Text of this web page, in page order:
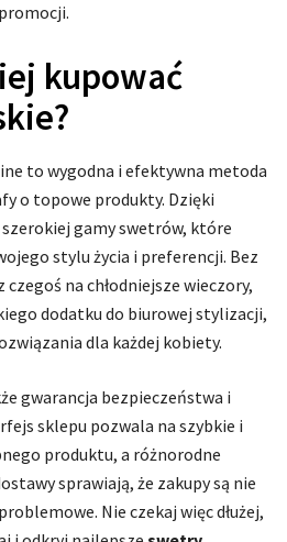
kupować
to wygodna i efektywna metoda
o topowe produkty. Dzięki
gamy swetrów, które
stylu życia i preferencji. Bez
na chłodniejsze wieczory,
dodatku do biurowej stylizacji,
dla każdej kobiety.
gwarancja bezpieczeństwa i
sklepu pozwala na szybkie i
produktu, a różnorodne
sprawiają, że zakupy są nie
Nie czekaj więc dłużej,